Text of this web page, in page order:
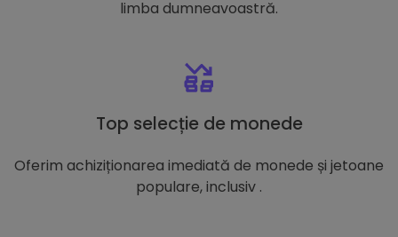
limba dumneavoastră.
Top selecție de monede
Oferim achiziționarea imediată de monede și jetoane
populare, inclusiv .